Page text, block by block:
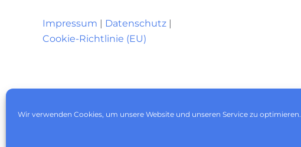
Wir verwenden Cookies, um unsere Website und unseren Service zu optimieren.
Impressum | Datenschutz |
Cookie-Richtlinie (EU)